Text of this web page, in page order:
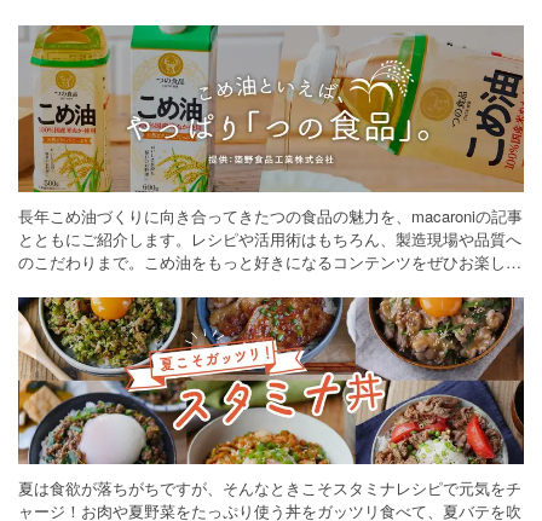
長年こめ油づくりに向き合ってきたつの食品の魅力を、macaroniの記事
とともにご紹介します。レシピや活用術はもちろん、製造現場や品質へ
のこだわりまで。こめ油をもっと好きになるコンテンツをぜひお楽しみ
夏は食欲が落ちがちですが、そんなときこそスタミナレシピで元気をチ
ャージ！お肉や夏野菜をたっぷり使う丼をガッツリ食べて、夏バテを吹